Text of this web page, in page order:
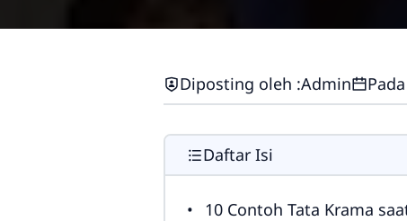
Diposting oleh :Admin
Daftar Isi
10 Contoh Tata Krama